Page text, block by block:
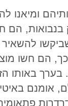
ומיאנו
הם
הם חשו
את כנסיותיהם.
אומנם